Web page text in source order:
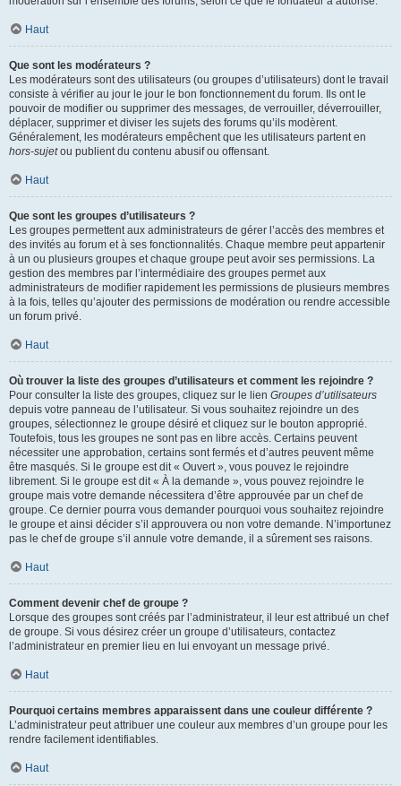
Haut
Que sont les modérateurs ?
Les modérateurs sont des utilisateurs (ou groupes d’utilisateurs) dont le travail
consiste à vérifier au jour le jour le bon fonctionnement du forum. Ils ont le
pouvoir de modifier ou supprimer des messages, de verrouiller, déverrouiller,
déplacer, supprimer et diviser les sujets des forums qu’ils modèrent.
Généralement, les modérateurs empêchent que les utilisateurs partent en
hors-sujetou publient du contenu abusif ou offensant.
Haut
Que sont les groupes d’utilisateurs ?
Les groupes permettent aux administrateurs de gérer l’accès des membres et
des invités au forum et à ses fonctionnalités. Chaque membre peut appartenir
à un ou plusieurs groupes et chaque groupe peut avoir ses permissions. La
gestion des membres par l’intermédiaire des groupes permet aux
administrateurs de modifier rapidement les permissions de plusieurs membres
à la fois, telles qu’ajouter des permissions de modération ou rendre accessible
un forum privé.
Haut
Où trouver la liste des groupes d’utilisateurs et comment les rejoindre ?
Pour consulter la liste des groupes, cliquez sur le lien Groupes d’utilisateurs
depuis votre panneau de l’utilisateur. Si vous souhaitez rejoindre un des
groupes, sélectionnez le groupe désiré et cliquez sur le bouton approprié.
Toutefois, tous les groupes ne sont pas en libre accès. Certains peuvent
nécessiter une approbation, certains sont fermés et d’autres peuvent même
être masqués. Si le groupe est dit « Ouvert », vous pouvez le rejoindre
librement. Si le groupe est dit « À la demande », vous pouvez rejoindre le
groupe mais votre demande nécessitera d’être approuvée par un chef de
groupe. Ce dernier pourra vous demander pourquoi vous souhaitez rejoindre
le groupe et ainsi décider s’il approuvera ou non votre demande. N’importunez
pas le chef de groupe s’il annule votre demande, il a sûrement ses raisons.
Haut
Comment devenir chef de groupe ?
Lorsque des groupes sont créés par l’administrateur, il leur est attribué un chef
de groupe. Si vous désirez créer un groupe d’utilisateurs, contactez
l’administrateur en premier lieu en lui envoyant un message privé.
Haut
Pourquoi certains membres apparaissent dans une couleur différente ?
L’administrateur peut attribuer une couleur aux membres d’un groupe pour les
rendre facilement identifiables.
Haut